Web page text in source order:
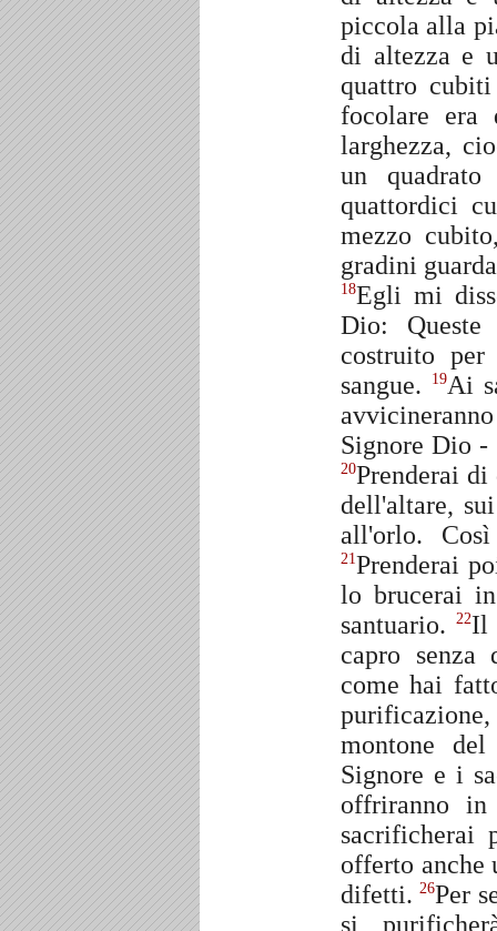
piccola alla
di altezza e
quattro
focolare
larghezza,
un
quattordici
mezzo
gradini
18Egli mi
Dio:
costruito
sangue.
19Ai
Signore Dio
20Prenderai di
dell'altare,
all'orlo.
21Prenderai
lo brucerai
santuario.22Il
capro
come hai
montone
Signore e i
offriranno
sacrificherai
offerto anche
difetti.26Per
si